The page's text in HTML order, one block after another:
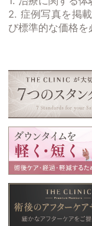
2. 症例写真を掲
び標準的な価格を